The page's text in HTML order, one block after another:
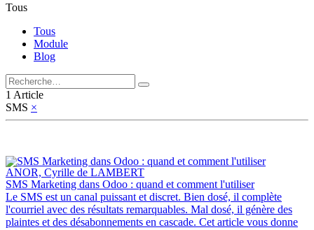
Tous
Tous
Module
Blog
1 Article
SMS ×
ANOR, Cyrille de LAMBERT
SMS Marketing dans Odoo : quand et comment l'utiliser
Le SMS est un canal puissant et discret. Bien dosé, il complète
l'courriel avec des résultats remarquables. Mal dosé, il génère des
plaintes et des désabonnements en cascade. Cet article vous donne